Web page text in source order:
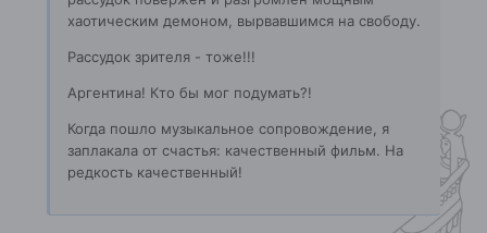
хаотическим демоном, вырвавшимся на свободу.
Рассудок зрителя - тоже!!!
Аргентина! Кто бы мог подумать?!
Когда пошло музыкальное сопровождение, я
заплакала от счастья: качественный фильм. На
редкость качественный!